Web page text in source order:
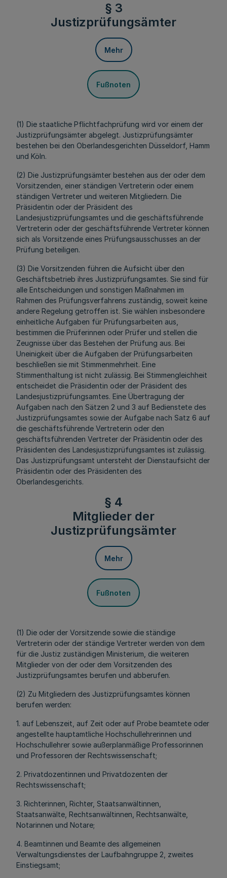
§ 3
Justizprüfungsämter
Mehr
Fußnoten
(1) Die staatliche Pflichtfachprüfung wird vor einem der
Justizprüfungsämter abgelegt. Justizprüfungsämter
bestehen bei den Oberlandesgerichten Düsseldorf, Hamm
und Köln.
(2) Die Justizprüfungsämter bestehen aus der oder dem
Vorsitzenden, einer ständigen Vertreterin oder einem
ständigen Vertreter und weiteren Mitgliedern. Die
Präsidentin oder der Präsident des
Landesjustizprüfungsamtes und die geschäftsführende
Vertreterin oder der geschäftsführende Vertreter können
sich als Vorsitzende eines Prüfungsausschusses an der
Prüfung beteiligen.
(3) Die Vorsitzenden führen die Aufsicht über den
Geschäftsbetrieb ihres Justizprüfungsamtes. Sie sind für
alle Entscheidungen und sonstigen Maßnahmen im
Rahmen des Prüfungsverfahrens zuständig, soweit keine
andere Regelung getroffen ist. Sie wählen insbesondere
einheitliche Aufgaben für Prüfungsarbeiten aus,
bestimmen die Prüferinnen oder Prüfer und stellen die
Zeugnisse über das Bestehen der Prüfung aus. Bei
Uneinigkeit über die Aufgaben der Prüfungsarbeiten
beschließen sie mit Stimmenmehrheit. Eine
Stimmenthaltung ist nicht zulässig. Bei Stimmengleichheit
entscheidet die Präsidentin oder der Präsident des
Landesjustizprüfungsamtes. Eine Übertragung der
Aufgaben nach den Sätzen 2 und 3 auf Bedienstete des
Justizprüfungsamtes sowie der Aufgabe nach Satz 6 auf
die geschäftsführende Vertreterin oder den
geschäftsführenden Vertreter der Präsidentin oder des
Präsidenten des Landesjustizprüfungsamtes ist zulässig.
Das Justizprüfungsamt untersteht der Dienstaufsicht der
Präsidentin oder des Präsidenten des
Oberlandesgerichts.
§ 4
Mitglieder der
Justizprüfungsämter
Mehr
Fußnoten
(1) Die oder der Vorsitzende sowie die ständige
Vertreterin oder der ständige Vertreter werden von dem
für die Justiz zuständigen Ministerium, die weiteren
Mitglieder von der oder dem Vorsitzenden des
Justizprüfungsamtes berufen und abberufen.
(2) Zu Mitgliedern des Justizprüfungsamtes können
berufen werden:
1. auf Lebenszeit, auf Zeit oder auf Probe beamtete oder
angestellte hauptamtliche Hochschullehrerinnen und
Hochschullehrer sowie außerplanmäßige Professorinnen
und Professoren der Rechtswissenschaft;
2. Privatdozentinnen und Privatdozenten der
Rechtswissenschaft;
3. Richterinnen, Richter, Staatsanwältinnen,
Staatsanwälte, Rechtsanwältinnen, Rechtsanwälte,
Notarinnen und Notare;
4. Beamtinnen und Beamte des allgemeinen
Verwaltungsdienstes der Laufbahngruppe 2, zweites
Einstiegsamt;